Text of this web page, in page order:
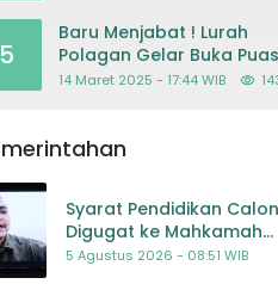
Kriminalisasi
Baru Menjabat ! Lurah
Polagan Gelar Buka
Bersama
14 Maret 2025 - 17:44 WIB
Syarat Pendidikan Calon
Digugat ke Mahkamah
Konstitusi
5 Agustus 2026 - 08:51 WIB